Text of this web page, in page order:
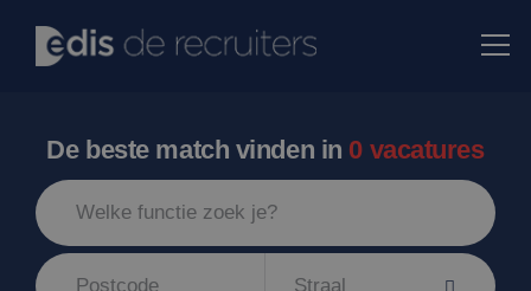
De beste match vinden in 0 vacatures
Straal